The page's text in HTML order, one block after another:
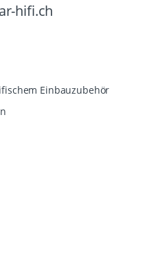
hifi.ch
Einbauzubehör